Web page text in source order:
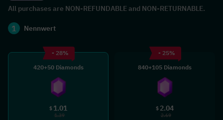
All purchases are NON-REFUNDABLE and NON-RETURNABLE.
1 Nennwert
- 28%
420+50 Diamonds
$ 1.01
1.39
- 25%
840+105 Diamonds
$ 2.04
2.69